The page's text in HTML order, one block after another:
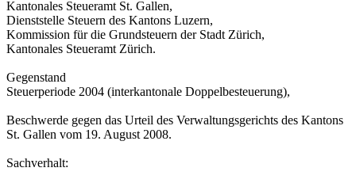
Kantonales Steueramt St. Gallen,
Dienststelle Steuern des Kantons Luzern,
Kommission für die Grundsteuern der Stadt Zürich,
Kantonales Steueramt Zürich.
Gegenstand
Steuerperiode 2004 (interkantonale Doppelbesteuerung),
Beschwerde gegen das Urteil des Verwaltungsgerichts des Kantons
St. Gallen vom 19. August 2008.
Sachverhalt: